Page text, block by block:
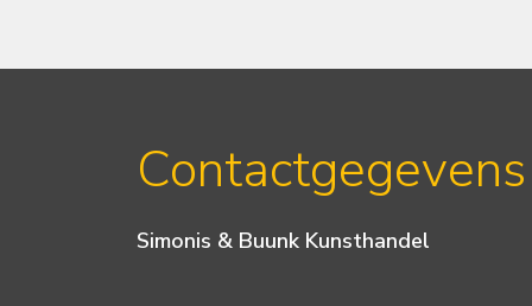
Contactgegevens
Simonis & Buunk Kunsthandel